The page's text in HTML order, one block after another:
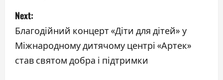
n
a
v
Next:
Благодійний концерт «Діти для дітей» у
Міжнародному дитячому центрі «Артек»
став святом добра і підтримки